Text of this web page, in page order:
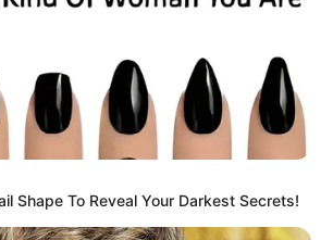
Shape To Reveal Your Darkest Secrets!